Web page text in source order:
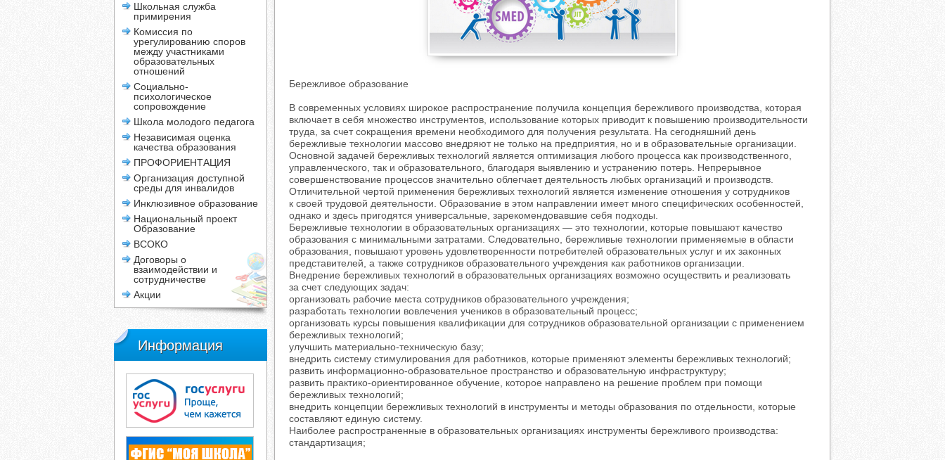
Школьная служба
примирения
Комиссия по
урегулированию споров
между участниками
образовательных
отношений
Социально-
психологическое
сопровождение
Школа молодого педагога
Независимая оценка
качества образования
ПРОФОРИЕНТАЦИЯ
Организация доступной
среды для инвалидов
Инклюзивное образование
Национальный проект
Образование
ВСОКО
Договоры о
взаимодействии и
сотрудничестве
Акции
Информация
Бережливое образование
В современных условиях широкое распространение получила концепция бережливого производства, которая
включает в себя множество инструментов, использование которых приводит к повышению производительности
труда, за счет сокращения времени необходимого для получения результата. На сегодняшний день
бережливые технологии массово внедряют не только на предприятия, но и в образовательные организации.
Основной задачей бережливых технологий является оптимизация любого процесса как производственного,
управленческого, так и образовательного, благодаря выявлению и устранению потерь. Непрерывное
совершенствование процессов значительно облегчает деятельность любых организаций и производств.
Отличительной чертой применения бережливых технологий является изменение отношения у сотрудников
к своей трудовой деятельности. Образование в этом направлении имеет много специфических особенностей,
однако и здесь пригодятся универсальные, зарекомендовавшие себя подходы.
Бережливые технологии в образовательных организациях — это технологии, которые повышают качество
образования с минимальными затратами. Следовательно, бережливые технологии применяемые в области
образования, повышают уровень удовлетворенности потребителей образовательных услуг и их законных
представителей, а также сотрудников образовательного учреждения как работников организации.
Внедрение бережливых технологий в образовательных организациях возможно осуществить и реализовать
за счет следующих задач:
организовать рабочие места сотрудников образовательного учреждения;
разработать технологии вовлечения учеников в образовательный процесс;
организовать курсы повышения квалификации для сотрудников образовательной организации с применением
бережливых технологий;
улучшить материально-техническую базу;
внедрить систему стимулирования для работников, которые применяют элементы бережливых технологий;
развить информационно-образовательное пространство и образовательную инфраструктуру;
развить практико-ориентированное обучение, которое направлено на решение проблем при помощи
бережливых технологий;
внедрить концепции бережливых технологий в инструменты и методы образования по отдельности, которые
составляют единую систему.
Наиболее распространенные в образовательных организациях инструменты бережливого производства:
стандартизация;